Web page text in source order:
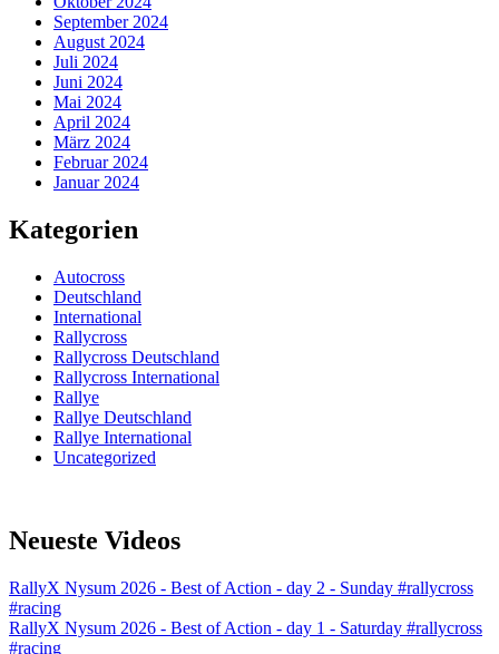
September 2024
August 2024
Juli 2024
Juni 2024
Mai 2024
April 2024
März 2024
Februar 2024
Januar 2024
Kategorien
Autocross
Deutschland
International
Rallycross
Rallycross Deutschland
Rallycross International
Rallye
Rallye Deutschland
Rallye International
Uncategorized
Neueste Videos
RallyX Nysum 2026 - Best of Action - day 2 - Sunday #rallycross
#racing
RallyX Nysum 2026 - Best of Action - day 1 - Saturday #rallycross
#racing